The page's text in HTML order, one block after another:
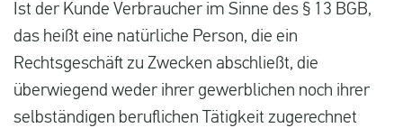
Ist der Kunde Verbraucher im Sinne des § 13 BGB,
das heißt eine natürliche Person, die ein
Rechtsgeschäft zu Zwecken abschließt, die
überwiegend weder ihrer gewerblichen noch ihrer
selbständigen beruflichen Tätigkeit zugerechnet